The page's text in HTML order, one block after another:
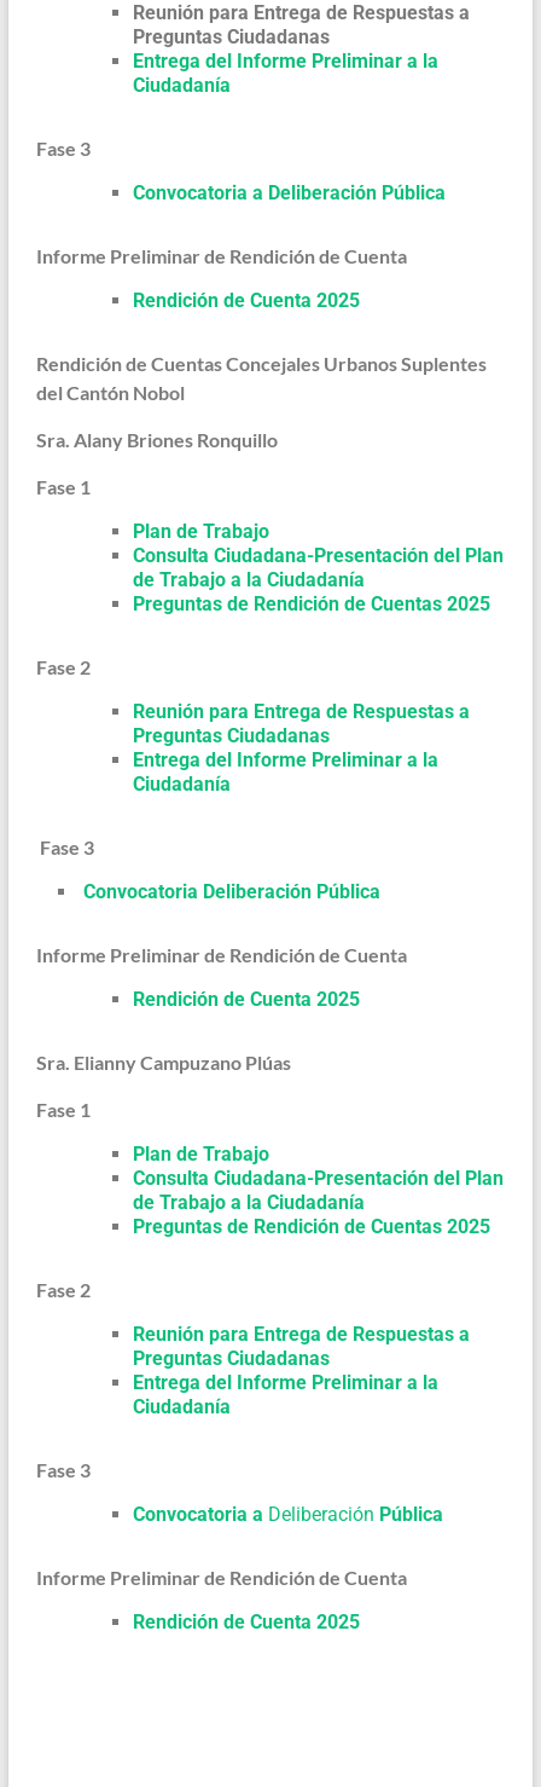
Reunión para Entrega de Respuestas a
Preguntas Ciudadanas
Entrega del Informe Preliminar a la
Ciudadanía
Fase 3
Convocatoria a Deliberación Pública
Informe Preliminar de Rendición de Cuenta
Rendición de Cuenta 2025
Rendición de Cuentas Concejales Urbanos Suplentes
del Cantón Nobol
Sra. Alany Briones Ronquillo
Fase 1
Plan de Trabajo
Consulta Ciudadana-Presentación del Plan
de Trabajo a la Ciudadanía
Preguntas de Rendición de Cuentas 2025
Fase 2
Reunión para Entrega de Respuestas a
Preguntas Ciudadanas
Entrega del Informe Preliminar a la
Ciudadanía
Fase 3
Convocatoria Deliberación Pública
Informe Preliminar de Rendición de Cuenta
Rendición de Cuenta 2025
Sra. Elianny Campuzano Plúas
Fase 1
Plan de Trabajo
Consulta Ciudadana-Presentación del Plan
de Trabajo a la Ciudadanía
Preguntas de Rendición de Cuentas 2025
Fase 2
Reunión para Entrega de Respuestas a
Preguntas Ciudadanas
Entrega del Informe Preliminar a la
Ciudadanía
Fase 3
Convocatoria a Deliberación Pública
Informe Preliminar de Rendición de Cuenta
Rendición de Cuenta 2025